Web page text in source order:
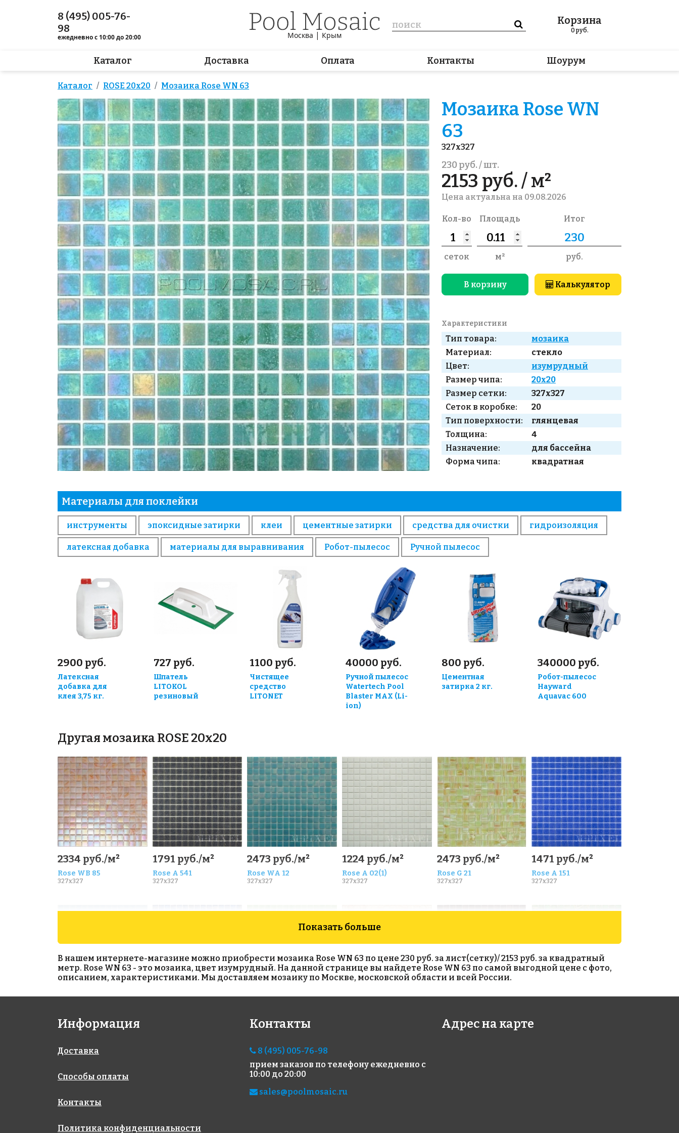
8 (495) 005-76-
98
ежедневно с 10:00 до 20:00 Москва | Крым
Корзина
0руб.
Каталог Доставка Оплата Контакты Шоурум
Каталог ROSE 20x20 Мозаика Rose WN 63
Мозаика Rose WN
63
327x327
230 руб. / шт.
2153 руб. / м²
Цена актуальна на 09.08.2026
Кол-во
сеток
Площадь
м²
Итог
руб.
В корзину Калькулятор
Характеристики
Тип товара:
мозаика
Материал:
стекло
Цвет:
изумрудный
Размер чипа:
20x20
Размер сетки:
327x327
Сеток в коробке:
20
Тип поверхности:
глянцевая
Толщина:
4
Назначение:
для бассейна
Форма чипа:
квадратная
Материалы для поклейки
инструменты эпоксидные затирки клеи цементные затирки средства для очистки гидроизоляция
латексная добавка материалы для выравнивания Робот-пылесос Ручной пылесос
2900 руб.
Латексная
добавка для
клея 3,75 кг.
727 руб.
Шпатель
LITOKOL
резиновый
1100 руб.
Чистящее
средство
LITONET
40000 руб.
Ручной пылесос
Watertech Pool
Blaster MAX (Li-
ion)
800 руб.
Цементная
затирка 2 кг.
340000 руб.
Робот-пылесос
Hayward
Aquavac 600
Другая мозаика ROSE 20x20
2334 руб./м²
Rose WB 85
327x327
1791 руб./м²
Rose A 541
327x327
2473 руб./м²
Rose WA 12
327x327
1224 руб./м²
Rose A 02(1)
327x327
2473 руб./м²
Rose G 21
327x327
1471 руб./м²
Rose A 151
327x327
Rose WN 12
327x327
Rose CA 24(2)
327x327
Rose G 45
327x327
Rose G 26
327x327
Показать больше
В нашем интернете-магазине можно приобрести мозаика Rose WN 63 по цене 230 руб. за лист(сетку)/ 2153 руб. за квадратный
метр. Rose WN 63 - это мозаика, цвет изумрудный. На данной странице вы найдете Rose WN 63 по самой выгодной цене с фото,
описанием, характеристиками. Мы доставляем мозаику по Москве, московской области и всей России.
Информация
Доставка
Способы оплаты
Контакты
Политика конфиденциальности
Контакты
8 (495) 005-76-98
прием заказов по телефону ежедневно с
10:00 до 20:00
sales@poolmosaic.ru
Адрес на карте